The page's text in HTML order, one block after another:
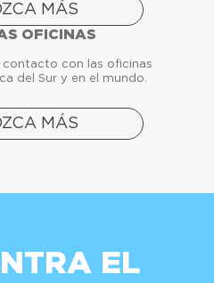
MÁS
OFICINAS
contacto con las oficinas
del Sur y en el mundo.
MÁS
EL